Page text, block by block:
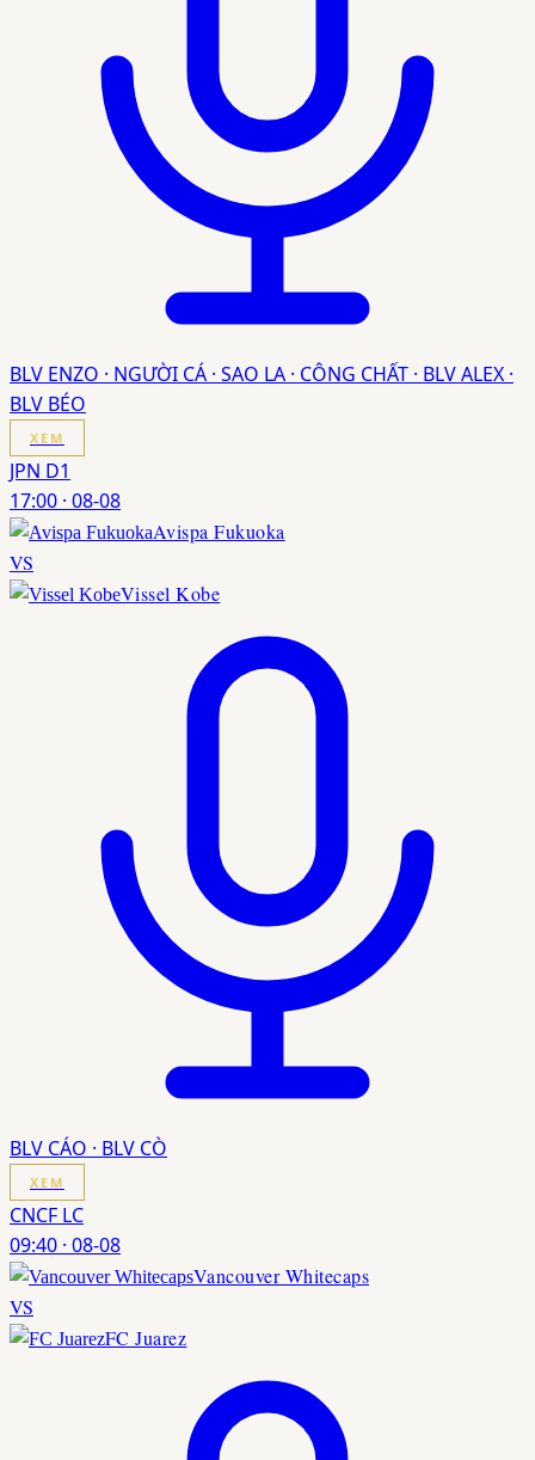
BLV ENZO · NGƯỜI CÁ · SAO LA · CÔNG CHẤT · BLV ALEX ·
BLV BÉO
XEM
JPN D1
17:00 · 08-08
Avispa Fukuoka
VS
Vissel Kobe
BLV CÁO · BLV CÒ
XEM
CNCF LC
09:40 · 08-08
Vancouver Whitecaps
VS
FC Juarez